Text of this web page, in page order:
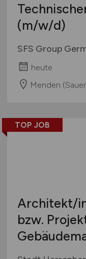
(m/w/d)
SFS Group
heute
Menden
TOP JOB
Architekt/
bzw.